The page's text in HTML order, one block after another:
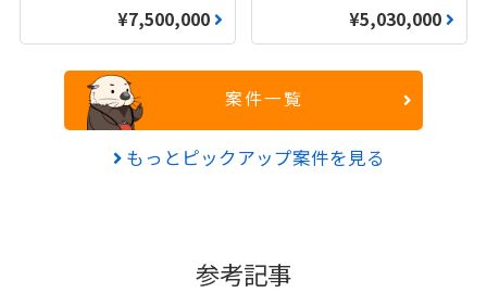
¥7,500,000 ¥5,030,000
案件一覧
もっとピックアップ案件を見る
参考記事